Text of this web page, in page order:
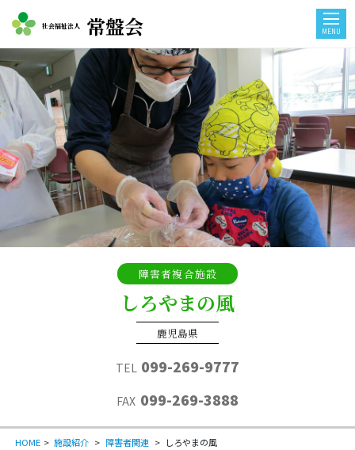
社会福祉法人 常盤会 MENU
障害者複合施設
しろやまの風
鹿児島県
TEL 099-269-9777
FAX 099-269-3888
HOME > 施設紹介 > 障害者関連 > しろやまの風